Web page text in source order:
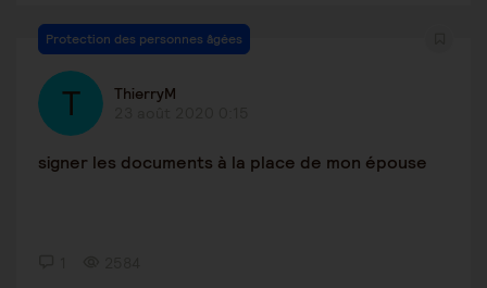
Protection des personnes âgées
ThierryM
signer les documents à la place de mon épouse